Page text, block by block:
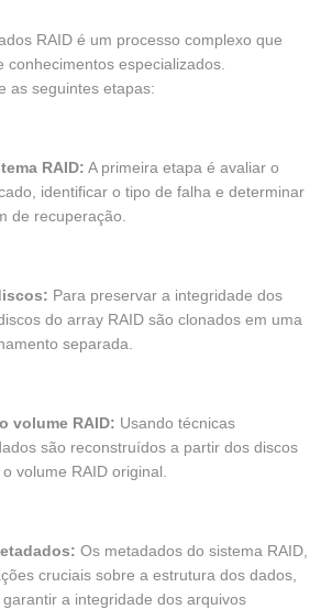
RAID é um processo complexo que
conhecimentos especializados.
as seguintes etapas:
RAID: A primeira etapa é avaliar o
identificar o tipo de falha e determinar
de recuperação.
Para preservar a integridade dos
do array RAID são clonados em uma
separada.
volume RAID: Usando técnicas
são reconstruídos a partir dos discos
volume RAID original.
Os metadados do sistema RAID,
cruciais sobre a estrutura dos dados,
a integridade dos arquivos